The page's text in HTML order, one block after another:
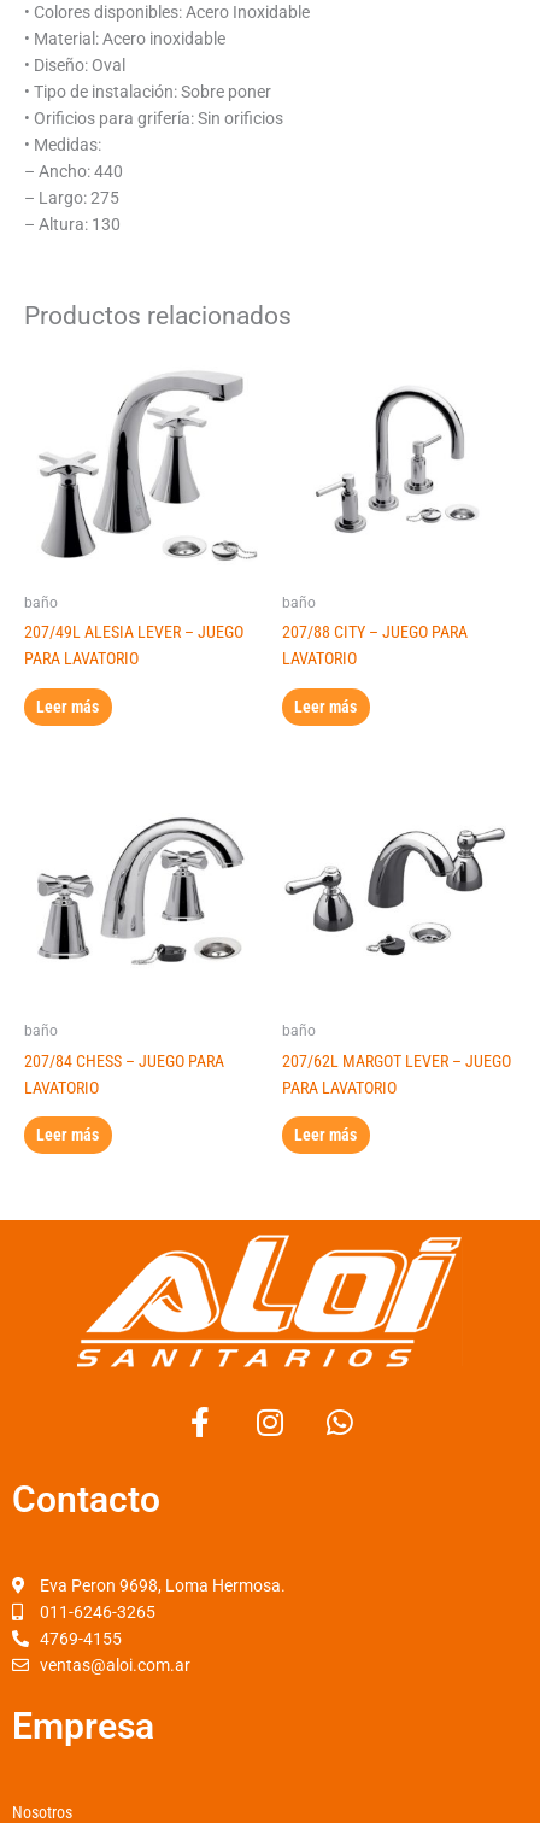
• Colores disponibles: Acero Inoxidable
• Material: Acero inoxidable
• Diseño: Oval
• Tipo de instalación: Sobre poner
• Orificios para grifería: Sin orificios
• Medidas:
– Ancho: 440
– Largo: 275
– Altura: 130
Productos relacionados
baño
207/49L ALESIA LEVER – JUEGO
PARA LAVATORIO
Leer más
baño
207/88 CITY – JUEGO PARA
LAVATORIO
Leer más
baño
207/84 CHESS – JUEGO PARA
LAVATORIO
Leer más
baño
207/62L MARGOT LEVER – JUEGO
PARA LAVATORIO
Leer más
F
a
o
I
n
r
W
h
Contacto
Eva Peron 9698, Loma Hermosa.
011-6246-3265
4769-4155
ventas@aloi.com.ar
Empresa
Nosotros